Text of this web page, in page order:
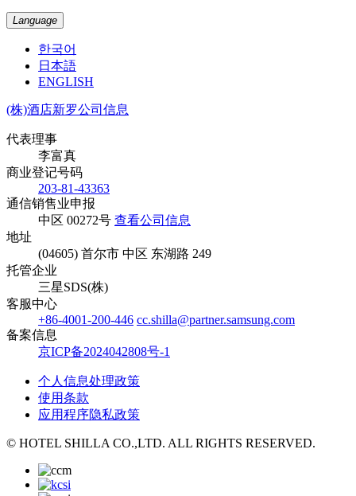
Language
한국어
日本語
ENGLISH
(株)酒店新罗公司信息
代表理事
李富真
商业登记号码
203-81-43363
通信销售业申报
中区 00272号 查看公司信息
地址
(04605) 首尔市 中区 东湖路 249
托管企业
三星SDS(株)
客服中心
+86-4001-200-446 cc.shilla@partner.samsung.com
备案信息
京ICP备2024042808号-1
个人信息处理政策
使用条款
应用程序隐私政策
© HOTEL SHILLA CO.,LTD. ALL RIGHTS RESERVED.